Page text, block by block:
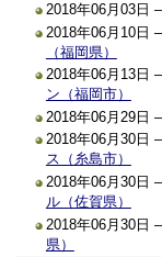
2018年06月03日 –
2018年06月10日 –
（福岡県）
2018年06月13日 –
ン（福岡市）
2018年06月29日 –
2018年06月30日 –
ス（糸島市）
2018年06月30日 –
ル（佐賀県）
2018年06月30日 –
県）